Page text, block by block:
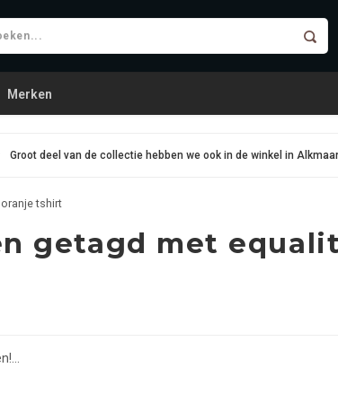
Merken
Groot deel van de collectie hebben we ook in de winkel in Alkmaar
tshirt
getagd met